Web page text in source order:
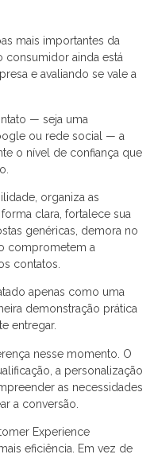
mais importantes da
consumidor ainda está
e avaliando se vale a
— seja uma
ou rede social — a
o nível de confiança que
organiza as
clara, fortalece sua
genéricas, demora no
comprometem a
contatos.
apenas como uma
demonstração prática
entregar.
nesse momento. O
a personalização
as necessidades
a conversão.
Experience
eficiência. Em vez de